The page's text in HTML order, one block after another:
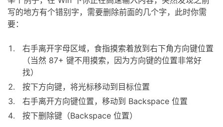
写的地方有个错别字，需要删除前面的几个字，此时你需
要：
右手离开字母区域，食指摸索着放到右下角方向键位置
（当然 87+ 键不用摸索，因为方向键的位置非常好
找）
按下方向键，将光标移动到目标位置
右手离开方向键位置，移动到 Backspace 位置
按下删除键（Backspace 位置）